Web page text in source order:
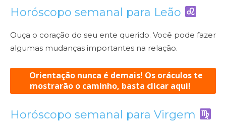
Horóscopo semanal para Leão
Ouça o coração do seu ente querido. Você pode fazer
algumas mudanças importantes na relação.
Orientação nunca é demais! Os oráculos te
mostrarão o caminho, basta clicar aqui!
Horóscopo semanal para Virgem